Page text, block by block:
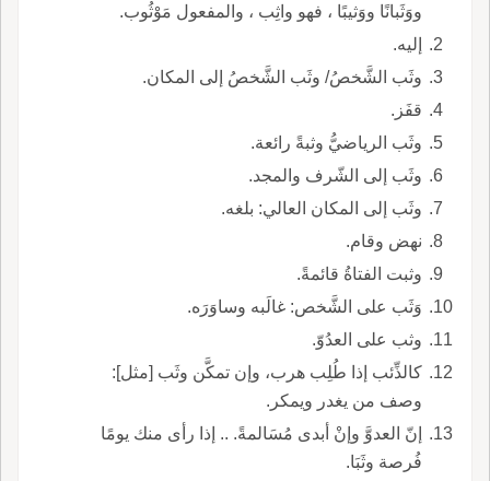
ووَثَبانًا ووَثيبًا ، فهو واثِب ، والمفعول مَوْثُوب.
إليه.
وثَب الشَّخصُ/ وثَب الشَّخصُ إلى المكان.
قفَز.
وثَب الرياضيُّ وثبةً رائعة.
وثَب إلى الشّرف والمجد.
وثَب إلى المكان العالي: بلغه.
نهض وقام.
وثبت الفتاةُ قائمةً.
وَثَب على الشَّخص: غالَبه وساوَرَه.
وثب على العدُوّ.
كالذِّئب إذا طُلِب هرب، وإن تمكَّن وثَب [مثل]:
وصف من يغدر ويمكر.
إنّ العدوَّ وإنْ أبدى مُسَالمةً. .. إذا رأى منك يومًا
فُرصة وثَبَا.